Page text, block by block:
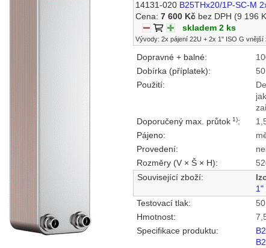
14131-020 B25THx20/1P-SC-M
Cena: 7 600 Kčbez DPH (9 196
skladem 2 ks
Vývody: 2x pájení 22U + 2x 1" ISO G vnější
Dopravné + balné:
Dobírka (příplatek):
Použití:
Doporučený max. průtok 1):
Pájeno:
Provedení:
Rozměry (V × Š × H):
Související zboží:
1"
Testovací tlak:
Hmotnost:
Specifikace produktu: